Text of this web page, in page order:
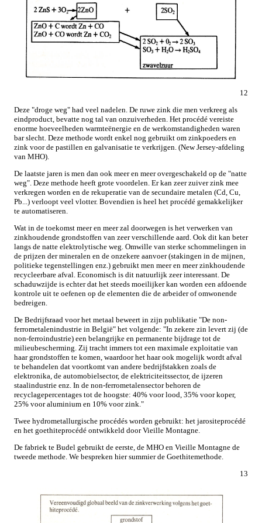
12
Deze "droge weg" had veel nadelen. De ruwe zink die men verkreeg als
eindproduct, bevatte nog tal van onzuiverheden. Het procédé vereiste
enorme hoeveelheden warmteënergie en de werkomstandigheden waren
bar slecht. Deze methode wordt enkel nog gebruikt om zinkpoeders en
zink voor de pastillen en galvanisatie te verkrijgen. (New Jersey-afdeling
van MHO).
De laatste jaren is men dan ook meer en meer overgeschakeld op de "natte
weg". Deze methode heeft grote voordelen. Er kan zeer zuiver zink mee
verkregen worden en de rekuperatie van de secundaire metalen (Cd, Cu,
Pb...) verloopt veel vlotter. Bovendien is heel het procédé gemakkelijker
te automatiseren.
Wat in de toekomst meer en meer zal doorwegen is het verwerken van
zinkhoudende grondstoffen van zeer verschillende aard. Ook dit kan beter
langs de natte elektrolytische weg. Omwille van sterke schommelingen in
de prijzen der mineralen en de onzekere aanvoer (stakingen in de mijnen,
politieke tegenstellingen enz.) gebruikt men meer en meer zinkhoudende
recycleerbare afval. Economisch is dit natuurlijk zeer interessant. De
schaduwzijde is echter dat het steeds moeilijker kan worden een afdoende
kontrole uit te oefenen op de elementen die de arbeider of omwonende
bedreigen.
De Bedrijfsraad voor het metaal beweert in zijn publikatie "De non-
ferrometalenindustrie in België" het volgende: "In zekere zin levert zij (de
non-ferroindustrie) een belangrijke en permanente bijdrage tot de
milieubescherming. Zij tracht immers tot een maximale exploitatie van
haar grondstoffen te komen, waardoor het haar ook mogelijk wordt afval
te behandelen dat voortkomt van andere bedrijfstakken zoals de
elektronika, de automobielsector, de elektriciteitssector, de ijzeren
staalindustrie enz. In de non-ferrometalensector behoren de
recyclagepercentages tot de hoogste: 40% voor lood, 35% voor koper,
25% voor aluminium en 10% voor zink."
Twee hydrometallurgische procédés worden gebruikt: het jarositeprocédé
en het goethiteprocédé ontwikkeld door Vieille Montagne.
De fabriek te Budel gebruikt de eerste, de MHO en Vieille Montagne de
tweede methode. We bespreken hier summier de Goethitemethode.
13